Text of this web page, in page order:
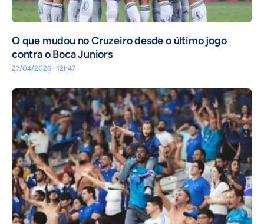
O que mudou no Cruzeiro desde o último jogo
contra o Boca Juniors
27/04/2026 · 12h47